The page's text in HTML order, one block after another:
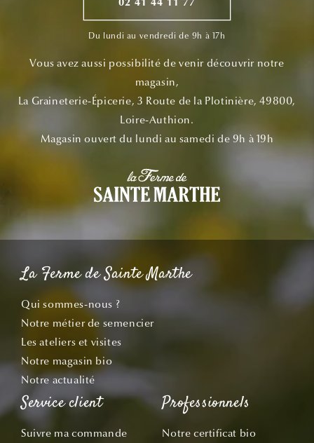
02 41 44 11 77
Du lundi au vendredi de 9h à 17h
Vous avez aussi possibilité de venir découvrir notre
magasin,
La Graineterie-Épicerie, 3 Route de la Plotinière, 49800,
Loire-Authion.
Magasin ouvert du lundi au samedi de 9h à 19h
La Ferme de Sainte Marthe
Qui sommes-nous ?
Notre métier de semencier
Les ateliers et visites
Notre magasin bio
Notre actualité
Service client
Suivre ma commande
Professionnels
Notre certificat bio